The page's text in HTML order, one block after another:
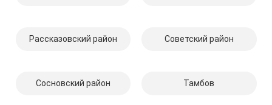
Рассказовский район Советский район
Сосновский район Тамбов